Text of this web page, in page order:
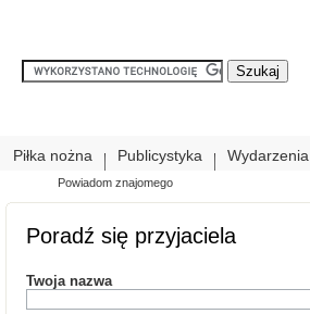
Piłka nożna Publicystyka Wydarzenia
Powiadom znajomego
Poradź się przyjaciela
Twoja nazwa